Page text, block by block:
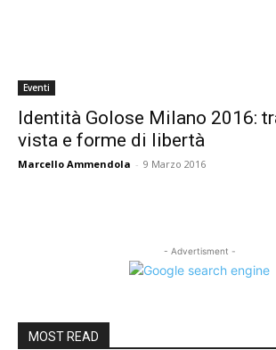
Eventi
Identità Golose Milano 2016:
vista e forme di libertà
Marcello Ammendola - 9 Marzo 2016
- Advertisment -
MOST READ